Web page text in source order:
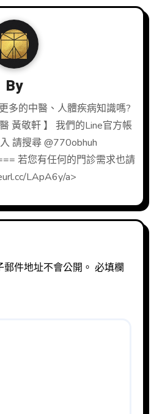
By
多的中醫、人體疾病知識嗎?
黃敬軒 】 我們的Line官方帳
請搜尋 @770obhuh
若您有任何的門診需求也請
LApA6y/a>
件地址不會公開。 必填欄